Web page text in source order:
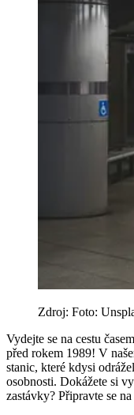
Zdroj: Foto:
Vydejte se na cestu
před rokem 1989! V
stanic, které kdysi
osobnosti. Dokážete si
zastávky? Připravte se